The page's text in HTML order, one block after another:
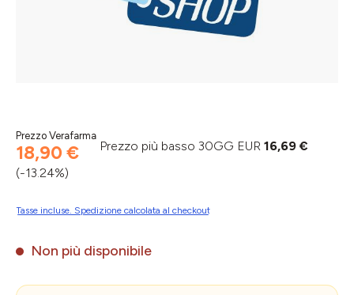
Prezzo Verafarma
18,90 € Prezzo più basso 30GG EUR 16,69 €
(-13.24%)
Tasse incluse. Spedizione calcolata al checkout
Non più disponibile